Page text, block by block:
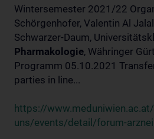
Wintersemester 2021/22
Schörgenhofer, Valentin Al
Schwarzer-Daum,
Pharmakologie, Währinger
Programm 05.10.2021
parties in line...
https://
uns/events/detail/forum-